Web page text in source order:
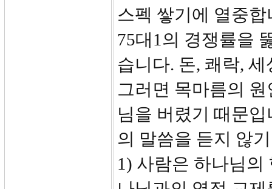
스펙 쌓기에 열중합
75대1의 경쟁률을
습니다. 돈, 쾌락,
그러면 목마름의
님을 버렸기 때문
의 말씀을 듣지 않
1) 사람은 하나님의